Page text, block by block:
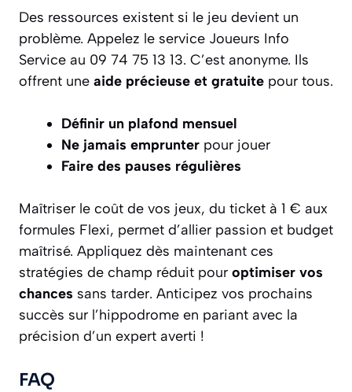
Des ressources existent si le jeu devient un
problème. Appelez le service Joueurs Info
Service au 09 74 75 13 13. C’est anonyme. Ils
offrent une aide précieuse et gratuite pour tous.
Définir un plafond mensuel
Ne jamais emprunter pour jouer
Faire des pauses régulières
Maîtriser le coût de vos jeux, du ticket à 1 € aux
formules Flexi, permet d’allier passion et budget
maîtrisé. Appliquez dès maintenant ces
stratégies de champ réduit pour optimiser vos
chances sans tarder. Anticipez vos prochains
succès sur l’hippodrome en pariant avec la
précision d’un expert averti !
FAQ